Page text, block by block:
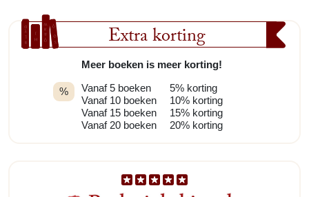
Extra korting
%
Meer boeken is meer korting!
Vanaf 5 boeken
Vanaf 10 boeken
Vanaf 15 boeken
Vanaf 20 boeken
5% korting
10% korting
15% korting
20% korting